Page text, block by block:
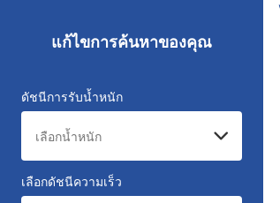
แก้ไขการค้นหาของคุณ
ดัชนีการรับน้ำหนัก
เลือกดัชนีความเร็ว